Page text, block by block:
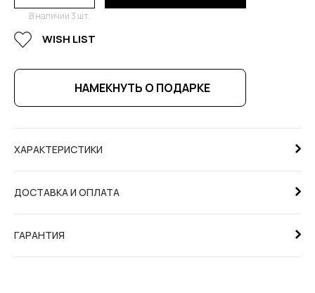
В наличии 3 шт.
WISH LIST
НАМЕКНУТЬ О ПОДАРКЕ
ХАРАКТЕРИСТИКИ
ДОСТАВКА И ОПЛАТА
ГАРАНТИЯ